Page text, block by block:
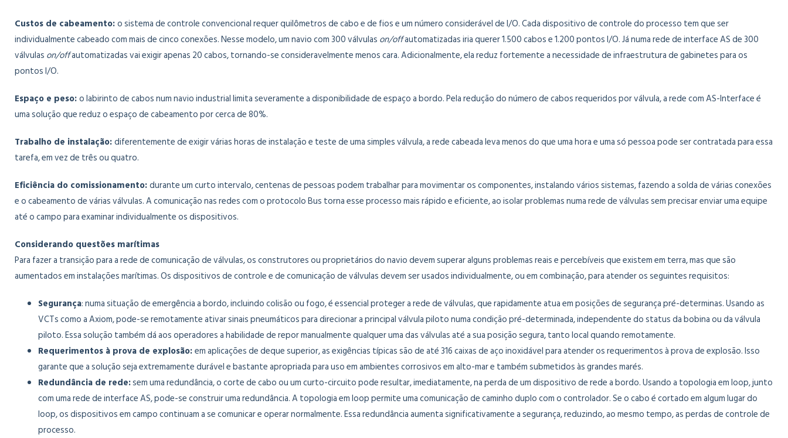
Custos de cabeamento:o sistema de controle convencional requer quilômetros de cabo e de fios e um número considerável de I/O. Cada dispositivo de controle do processo tem que ser
individualmente cabeado com mais de cinco conexões. Nesse modelo, um navio com 300 válvulas on/offautomatizadas iria querer 1.500 cabos e 1.200 pontos I/O. Já numa rede de interface AS de 300
válvulas on/offautomatizadas vai exigir apenas 20 cabos, tornando-se consideravelmente menos cara. Adicionalmente, ela reduz fortemente a necessidade de infraestrutura de gabinetes para os
pontos I/O.
Espaço e peso:o labirinto de cabos num navio industrial limita severamente a disponibilidade de espaço a bordo. Pela redução do número de cabos requeridos por válvula, a rede com AS-Interface é
uma solução que reduz o espaço de cabeamento por cerca de 80%.
Trabalho de instalação:diferentemente de exigir várias horas de instalação e teste de uma simples válvula, a rede cabeada leva menos do que uma hora e uma só pessoa pode ser contratada para essa
tarefa, em vez de três ou quatro.
Eficiência do comissionamento:durante um curto intervalo, centenas de pessoas podem trabalhar para movimentar os componentes, instalando vários sistemas, fazendo a solda de várias conexões
e o cabeamento de várias válvulas. A comunicação nas redes com o protocolo Bus torna esse processo mais rápido e eficiente, ao isolar problemas numa rede de válvulas sem precisar enviar uma equipe
até o campo para examinar individualmente os dispositivos.
Considerando questões marítimas
Para fazer a transição para a rede de comunicação de válvulas, os construtores ou proprietários do navio devem superar alguns problemas reais e percebíveis que existem em terra, mas que são
aumentados em instalações marítimas. Os dispositivos de controle e de comunicação de válvulas devem ser usados individualmente, ou em combinação, para atender os seguintes requisitos:
Segurança: numa situação de emergência a bordo, incluindo colisão ou fogo, é essencial proteger a rede de válvulas, que rapidamente atua em posições de segurança pré-determinas. Usando as
VCTs como a Axiom, pode-se remotamente ativar sinais pneumáticos para direcionar a principal válvula piloto numa condição pré-determinada, independente do status da bobina ou da válvula
piloto. Essa solução também dá aos operadores a habilidade de repor manualmente qualquer uma das válvulas até a sua posição segura, tanto local quando remotamente.
Requerimentos à prova de explosão:em aplicações de deque superior, as exigências típicas são de até 316 caixas de aço inoxidável para atender os requerimentos à prova de explosão. Isso
garante que a solução seja extremamente durável e bastante apropriada para uso em ambientes corrosivos em alto-mar e também submetidos às grandes marés.
Redundância de rede:sem uma redundância, o corte de cabo ou um curto-circuito pode resultar, imediatamente, na perda de um dispositivo de rede a bordo. Usando a topologia em loop, junto
com uma rede de interface AS, pode-se construir uma redundância. A topologia em loop permite uma comunicação de caminho duplo com o controlador. Se o cabo é cortado em algum lugar do
loop, os dispositivos em campo continuam a se comunicar e operar normalmente. Essa redundância aumenta significativamente a segurança, reduzindo, ao mesmo tempo, as perdas de controle de
processo.